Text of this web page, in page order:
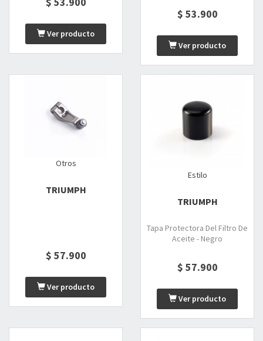
Ver producto
$ 53.900
Ver producto
Otros
TRIUMPH
$ 57.900
Ver producto
Estilo
TRIUMPH
Tapa Protectora Del Filtro De
Aceite - Negro
$ 57.900
Ver producto